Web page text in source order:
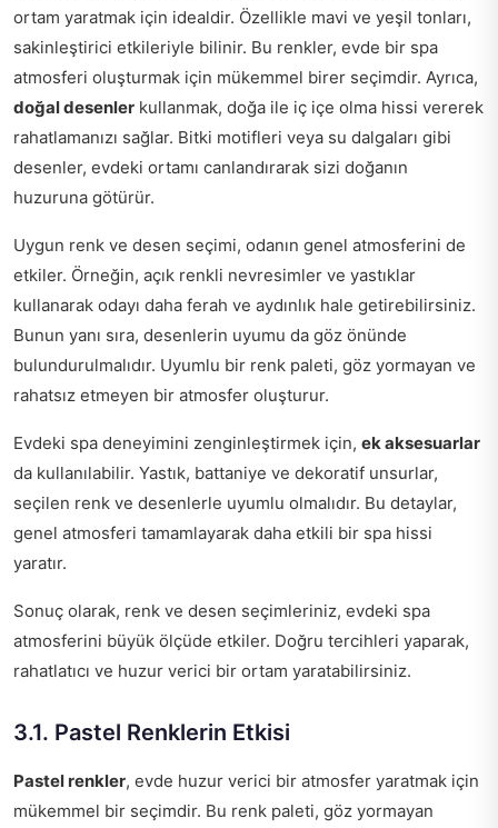
ortam yaratmak için idealdir. Özellikle mavi ve yeşil tonları,
sakinleştirici etkileriyle bilinir. Bu renkler, evde bir spa
atmosferi oluşturmak için mükemmel birer seçimdir. Ayrıca,
doğal desenler kullanmak, doğa ile iç içe olma hissi vererek
rahatlamanızı sağlar. Bitki motifleri veya su dalgaları gibi
desenler, evdeki ortamı canlandırarak sizi doğanın
huzuruna götürür.
Uygun renk ve desen seçimi, odanın genel atmosferini de
etkiler. Örneğin, açık renkli nevresimler ve yastıklar
kullanarak odayı daha ferah ve aydınlık hale getirebilirsiniz.
Bunun yanı sıra, desenlerin uyumu da göz önünde
bulundurulmalıdır. Uyumlu bir renk paleti, göz yormayan ve
rahatsız etmeyen bir atmosfer oluşturur.
Evdeki spa deneyimini zenginleştirmek için, ek aksesuarlar
da kullanılabilir. Yastık, battaniye ve dekoratif unsurlar,
seçilen renk ve desenlerle uyumlu olmalıdır. Bu detaylar,
genel atmosferi tamamlayarak daha etkili bir spa hissi
yaratır.
Sonuç olarak, renk ve desen seçimleriniz, evdeki spa
atmosferini büyük ölçüde etkiler. Doğru tercihleri yaparak,
rahatlatıcı ve huzur verici bir ortam yaratabilirsiniz.
3.1. Pastel Renklerin Etkisi
Pastel renkler, evde huzur verici bir atmosfer yaratmak için
mükemmel bir seçimdir. Bu renk paleti, göz yormayan